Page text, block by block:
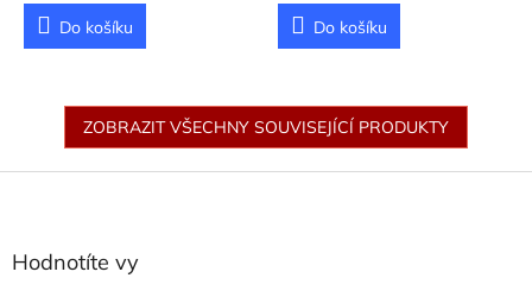
Do košíku Do košíku
ZOBRAZIT VŠECHNY SOUVISEJÍCÍ PRODUKTY
Hodnotíte vy